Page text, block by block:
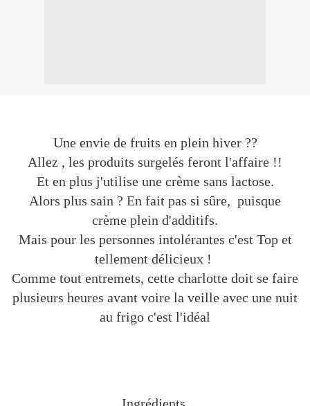
Une envie de fruits en plein hiver ??
Allez , les produits surgelés feront l'affaire !!
Et en plus j'utilise une crème sans lactose.
Alors plus sain ? En fait pas si sûre, puisque
crème plein d'additifs.
Mais pour les personnes intolérantes c'est Top et
tellement délicieux !
Comme tout entremets, cette charlotte doit se faire
plusieurs heures avant voire la veille avec une nuit
au frigo c'est l'idéal